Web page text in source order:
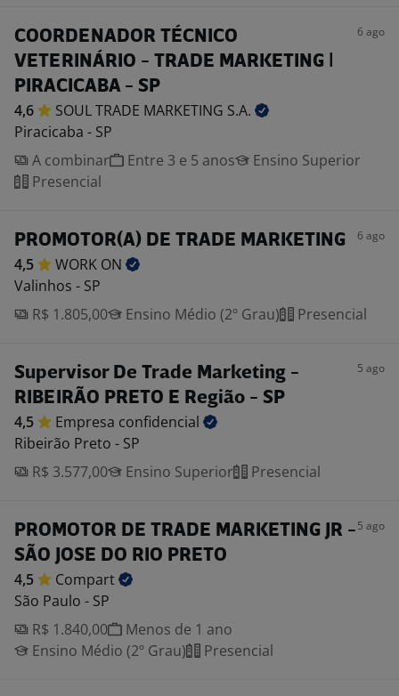
COORDENADOR TÉCNICO
VETERINÁRIO - TRADE MARKETING |
PIRACICABA - SP
6 ago
4,6 SOUL TRADE MARKETING S.A.
Piracicaba - SP
A combinar
Entre 3 e 5 anos
Ensino Superior
Presencial
PROMOTOR(A) DE TRADE MARKETING 6 ago
4,5 WORK ON
Valinhos - SP
R$ 1.805,00
Ensino Médio (2º Grau) Presencial
Supervisor De Trade Marketing -
RIBEIRÃO PRETO E Região - SP
5 ago
4,5 Empresa confidencial
Ribeirão Preto - SP
R$ 3.577,00
Ensino Superior Presencial
PROMOTOR DE TRADE MARKETING JR -
SÃO JOSE DO RIO PRETO
5 ago
4,5
Compart
São Paulo - SP
R$ 1.840,00
Menos de 1 ano
Ensino Médio (2º Grau)
Presencial